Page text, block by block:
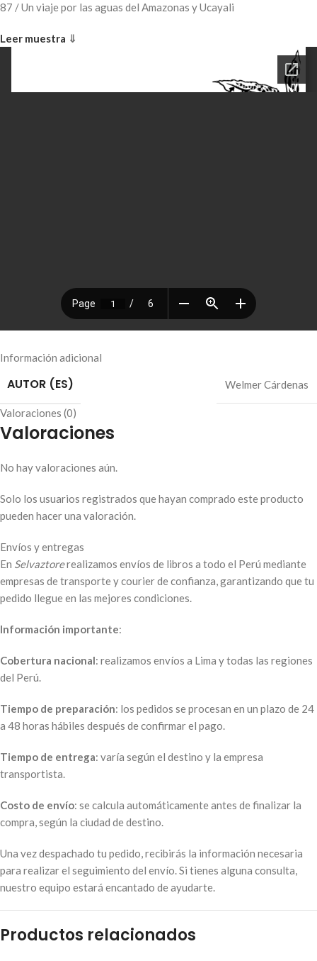
87 / Un viaje por las aguas del Amazonas y Ucayali
Leer muestra ⇓
Información adicional
AUTOR (ES) Welmer Cárdenas
Valoraciones (0)
Valoraciones
No hay valoraciones aún.
Solo los usuarios registrados que hayan comprado este producto
pueden hacer una valoración.
Envíos y entregas
En Selvaztorerealizamos envíos de libros a todo el Perú mediante
empresas de transporte y courier de confianza, garantizando que tu
pedido llegue en las mejores condiciones.
Información importante:
Cobertura nacional: realizamos envíos a Lima y todas las regiones
del Perú.
Tiempo de preparación: los pedidos se procesan en un plazo de 24
a 48 horas hábiles después de confirmar el pago.
Tiempo de entrega: varía según el destino y la empresa
transportista.
Costo de envío: se calcula automáticamente antes de finalizar la
compra, según la ciudad de destino.
Una vez despachado tu pedido, recibirás la información necesaria
para realizar el seguimiento del envío. Si tienes alguna consulta,
nuestro equipo estará encantado de ayudarte.
Productos relacionados